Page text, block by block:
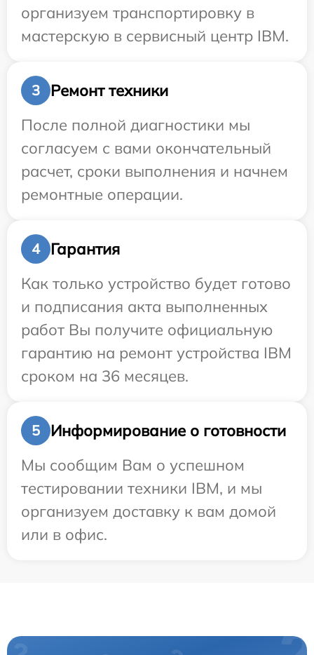
организуем транспортировку в
мастерскую в сервисный центр IBM.
3
Ремонт техники
После полной диагностики мы
согласуем с вами окончательный
расчет, сроки выполнения и начнем
ремонтные операции.
4
Гарантия
Как только устройство будет готово
и подписания акта выполненных
работ Вы получите официальную
гарантию на ремонт устройства IBM
сроком на 36 месяцев.
5
Информирование о готовности
Мы сообщим Вам о успешном
тестировании техники IBM, и мы
организуем доставку к вам домой
или в офис.